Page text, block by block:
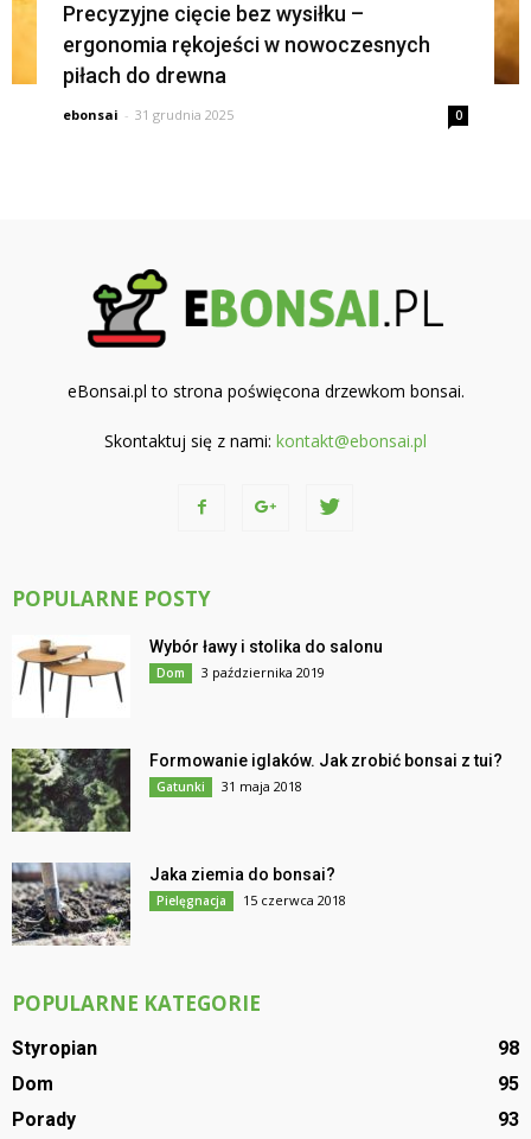
Precyzyjne cięcie bez wysiłku –
ergonomia rękojeści w nowoczesnych
piłach do drewna
ebonsai - 31 grudnia 2025 0
eBonsai.pl to strona poświęcona drzewkom bonsai.
Skontaktuj się z nami: kontakt@ebonsai.pl
POPULARNE POSTY
Wybór ławy i stolika do salonu
Dom 3 października 2019
Formowanie iglaków. Jak zrobić bonsai z tui?
Gatunki 31 maja 2018
Jaka ziemia do bonsai?
Pielęgnacja 15 czerwca 2018
POPULARNE KATEGORIE
Styropian
98
Dom
95
Porady
93